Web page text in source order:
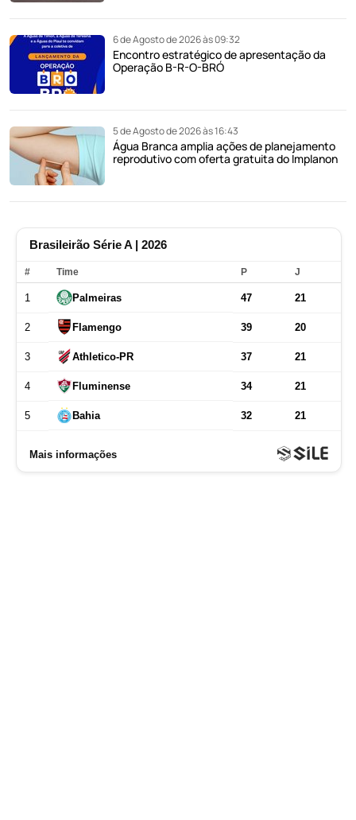
6 de Agosto de 2026 às 09:32
Encontro estratégico de apresentação da
Operação B-R-O-BRÓ
5 de Agosto de 2026 às 16:43
Água Branca amplia ações de planejamento
reprodutivo com oferta gratuita do Implanon